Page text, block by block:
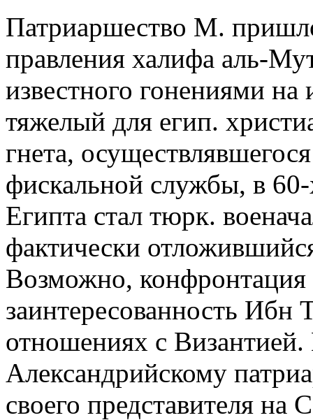
Патриаршество М.
правления халифа аль-
известного гонениями
тяжелый для егип.
гнета,
фискальной службы, в
Египта стал тюрк.
фактически
Возможно, конфронтация
заинтересованность Ибн
отношениях с Византией.
Александрийскому
своего представителя на